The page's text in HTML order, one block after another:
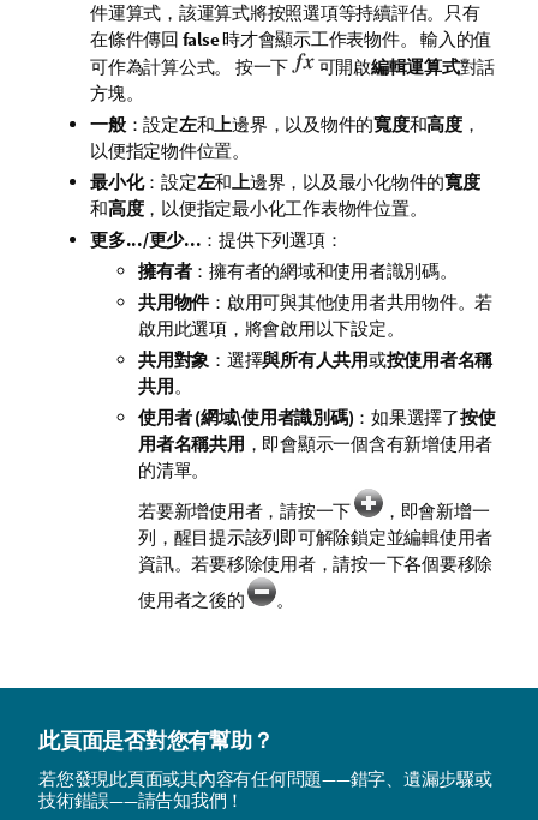
件運算式，該運算式將按照選項等持續評估。只有
在條件傳回 false時才會顯示工作表物件。 輸入的值
可作為計算公式。 按一下
可開啟編輯運算式對話
方塊。
一般：設定左和上邊界，以及物件的寬度和高度，
以便指定物件位置。
最小化：設定左和上邊界，以及最小化物件的寬度
和高度，以便指定最小化工作表物件位置。
更多.../更少... ：提供下列選項：
擁有者：擁有者的網域和使用者識別碼。
共用物件：啟用可與其他使用者共用物件。若
啟用此選項，將會啟用以下設定。
共用對象 ：選擇與所有人共用或按使用者名稱
共用。
使用者 (網域\使用者識別碼) ：如果選擇了按使
用者名稱共用 ，即會顯示一個含有新增使用者
的清單。
若要新增使用者，請按一下
，即會新增一
列，醒目提示該列即可解除鎖定並編輯使用者
資訊。若要移除使用者，請按一下各個要移除
使用者之後的
。
此頁面是否對您有幫助？
若您發現此頁面或其內容有任何問題——錯字、遺漏步驟或
技術錯誤——請告知我們！